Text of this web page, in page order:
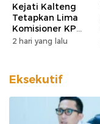
Kejati Kalteng
Tetapkan Lima
Komisioner KPU
Kotim sebagai
2 hari yang lalu
Eksekutif